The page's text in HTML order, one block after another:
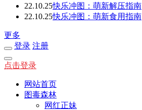
22.10.25快乐冲图：萌新解压指南
22.10.25快乐冲图：萌新食用指南
更多
登录 注册
点击登录
网站首页
图毒森林
网红正妹